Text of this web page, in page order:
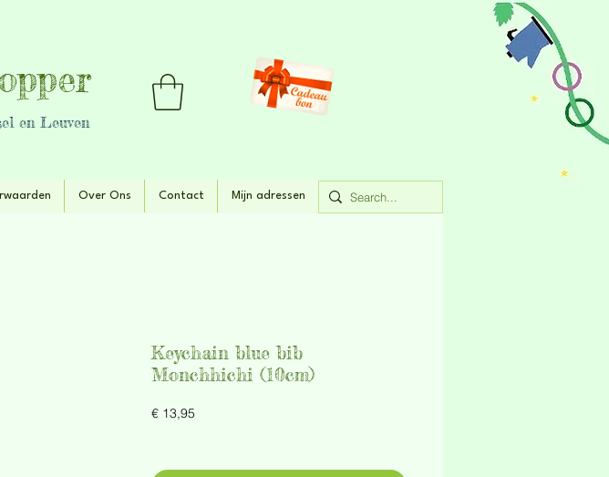
en Leuven
Over Ons Contact Mijn adressen
Keychain blue bib
Monchhichi (10cm)
€ 13,95